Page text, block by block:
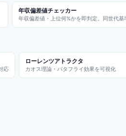
年収偏差値チェッカー
年収偏差値・上位何%かを即判定。同世代基
応
ローレンツアトラクタ
カオス理論・バタフライ効果を可視化